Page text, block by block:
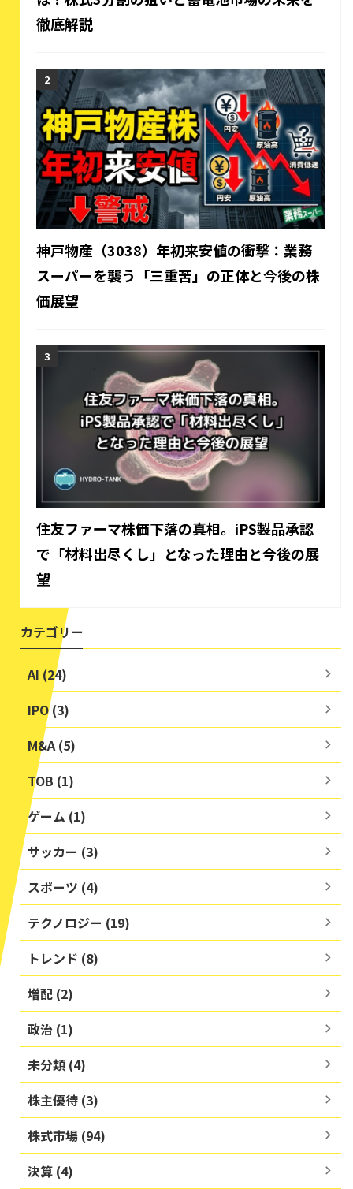
徹底解説
神戸物産（3038）年初来安値の衝撃：業務
スーパーを襲う「三重苦」の正体と今後の株
価展望
住友ファーマ株価下落の真相。iPS製品承認
で「材料出尽くし」となった理由と今後の展
望
カテゴリー
AI (24)
IPO (3)
M&A (5)
TOB (1)
ゲーム (1)
サッカー (3)
スポーツ (4)
テクノロジー (19)
トレンド (8)
増配 (2)
政治 (1)
未分類 (4)
株主優待 (3)
株式市場 (94)
決算 (4)